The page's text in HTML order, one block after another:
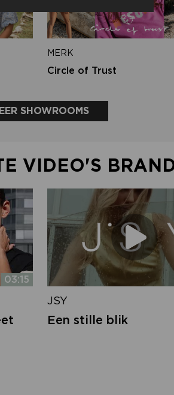
MERK
Circle of Trust
SHOWROOMS
VIDEO'S
03:15
JSY
Een stille blik